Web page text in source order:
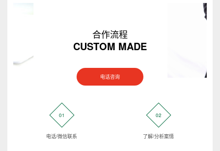
合作流程
CUSTOM MADE
电话咨询
01
电话/微信联系
02
了解/分析案情